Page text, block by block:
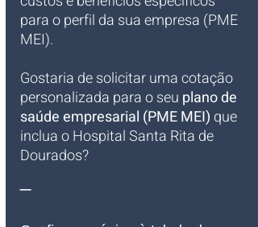
para o perfil da sua empresa (PME
MEI).
Gostaria de solicitar uma cotação
personalizada para o seu plano de
saúde empresarial (PME MEI) que
inclua o Hospital Santa Rita de
Dourados?